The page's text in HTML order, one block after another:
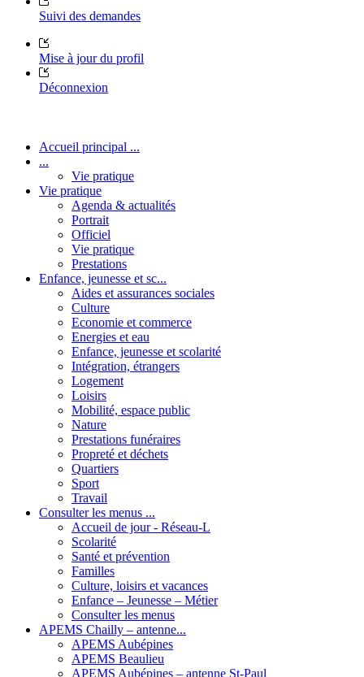
Suivi des demandes
Mise à jour du profil
Déconnexion
Accueil principal ...
...
Vie pratique
Vie pratique
Agenda & actualités
Portrait
Officiel
Vie pratique
Prestations
Enfance, jeunesse et sc...
Aides et assurances sociales
Culture
Economie et commerce
Energies et eau
Enfance, jeunesse et scolarité
Intégration, étrangers
Logement
Loisirs
Mobilité, espace public
Nature
Prestations funéraires
Propreté et déchets
Quartiers
Sport
Travail
Consulter les menus ...
Accueil de jour - Réseau-L
Scolarité
Santé et prévention
Familles
Culture, loisirs et vacances
Enfance – Jeunesse – Métier
Consulter les menus
APEMS Chailly – antenne...
APEMS Aubépines
APEMS Beaulieu
APEMS Aubépines – antenne St-Paul